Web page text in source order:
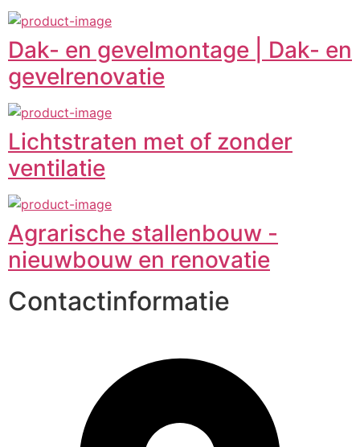
Dak- en gevelmontage | Dak- en
gevelrenovatie
Lichtstraten met of zonder
ventilatie
Agrarische stallenbouw -
nieuwbouw en renovatie
Contactinformatie